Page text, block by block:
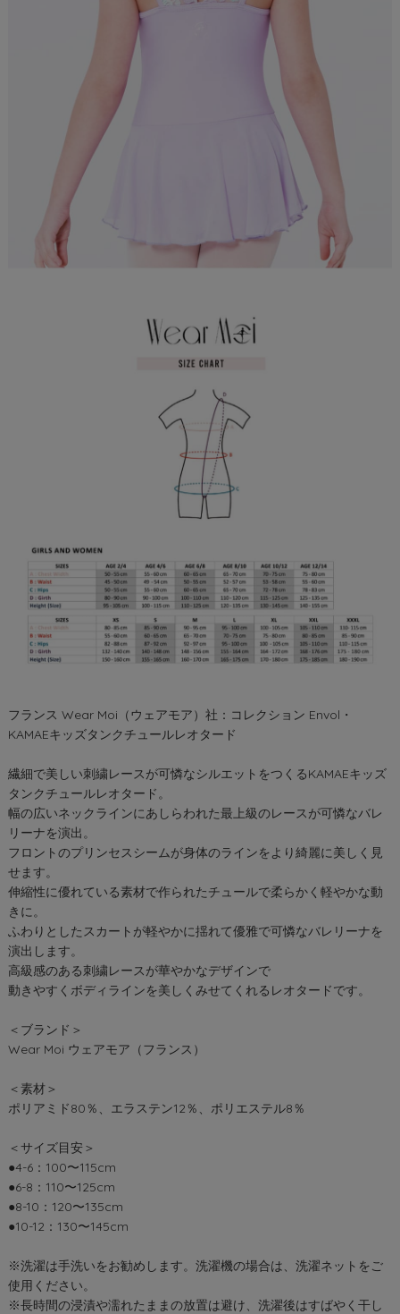
フランス Wear Moi（ウェアモア）社：コレクション Envol・
KAMAEキッズタンクチュールレオタード
繊細で美しい刺繍レースが可憐なシルエットをつくるKAMAEキッズ
タンクチュールレオタード。
幅の広いネックラインにあしらわれた最上級のレースが可憐なバレ
リーナを演出。
フロントのプリンセスシームが身体のラインをより綺麗に美しく見
せます。
伸縮性に優れている素材で作られたチュールで柔らかく軽やかな動
きに。
ふわりとしたスカートが軽やかに揺れて優雅で可憐なバレリーナを
演出します。
高級感のある刺繍レースが華やかなデザインで
動きやすくボディラインを美しくみせてくれるレオタードです。
＜ブランド＞
Wear Moi ウェアモア（フランス）
＜素材＞
ポリアミド80％、エラステン12％、ポリエステル8％
＜サイズ目安＞
●4-6：100〜115cm
●6-8：110〜125cm
●8-10：120〜135cm
●10-12：130〜145cm
※洗濯は手洗いをお勧めします。洗濯機の場合は、洗濯ネットをご
使用ください。
※長時間の浸漬や濡れたままの放置は避け、洗濯後はすばやく干し